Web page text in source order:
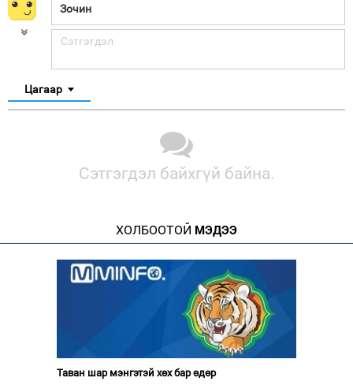
Цагаар
Сэтгэгдэл байхгүй байна.
ХОЛБООТОЙ МЭДЭЭ
Таван шар мэнгэтэй хөх бар өдөр